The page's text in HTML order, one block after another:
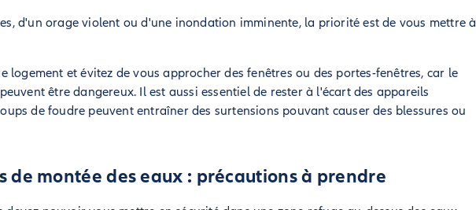
d'un orage violent ou d'une inondation imminente, la priorité est de vous mettre à
logement et évitez de vous approcher des fenêtres ou des portes-fenêtres, car le
être dangereux. Il est aussi essentiel de rester à l'écart des appareils
de foudre peuvent entraîner des surtensions pouvant causer des blessures ou
de montée des eaux : précautions à prendre